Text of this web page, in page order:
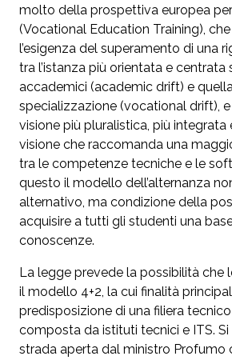
molto della prospettiva europea
(Vocational Education Training),
l’esigenza del superamento di una
tra l’istanza più orientata e centrata
accademici (academic drift) e
specializzazione (vocational drift),
visione più pluralistica, più integrata
visione che raccomanda una
tra le competenze tecniche e le
questo il modello dell’alternanza
alternativo, ma condizione della
acquisire a tutti gli studenti una
conoscenze.
La legge prevede la possibilità che
il modello 4+2, la cui finalità
predisposizione di una filiera
composta da istituti tecnici e ITS.
strada aperta dal ministro Profumo